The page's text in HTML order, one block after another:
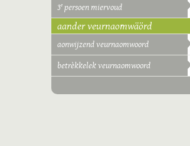
3e persoen miervoud
aander veurnaomwäörd
aonwijzend veurnaomwoord
betrèkkelek veurnaomwoord